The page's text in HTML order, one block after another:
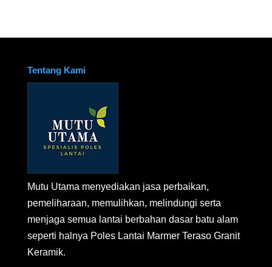
Tentang Kami
Mutu Utama menyediakan jasa perbaikan,
pemeliharaan, memulihkan, melindungi serta
menjaga semua lantai berbahan dasar batu alam
seperti halnya Poles Lantai Marmer Teraso Granit
Keramik.